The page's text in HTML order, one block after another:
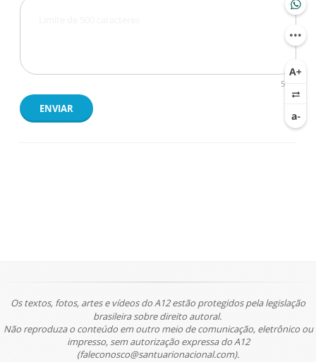
500
ENVIAR
Os textos, fotos, artes e vídeos do A12 estão protegidos pela legislação
brasileira sobre direito autoral.
Não reproduza o conteúdo em outro meio de comunicação, eletrônico ou
impresso, sem autorização expressa do A12
(faleconosco@santuarionacional.com).